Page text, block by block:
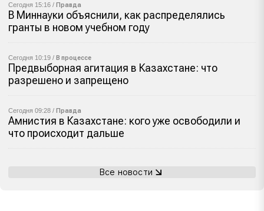
Сегодня 15:16 / Правда
В Миннауки объяснили, как распределялись
гранты в новом учебном году
Сегодня 10:19 / В процессе
Предвыборная агитация в Казахстане: что
разрешено и запрещено
Сегодня 09:28 / Правда
Амнистия в Казахстане: кого уже освободили и
что происходит дальше
Все новости